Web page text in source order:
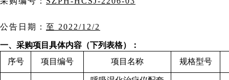
公告日期： 至 2022/12/2
一、采购项目具体内容（下列表格）：
序号
项目编号 项目名称 规格型号